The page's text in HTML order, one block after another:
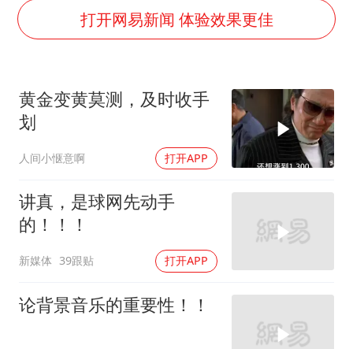
美国退回1000亿美元关税
闪电劈中电线炸出一条火花
李嫣近照曝光
新华社权威快报|我国编制完成新版全月地质图
曝张一鸣下死命令：不依赖AI蒸馏技术
中国经济展现强大韧性和活力
打开网易新闻 体验效果更佳
黄金变黄莫测，及时收手
划
人间小惬意啊 打开APP
讲真，是球网先动手
的！！！
新媒体 39跟贴 打开APP
论背景音乐的重要性！！